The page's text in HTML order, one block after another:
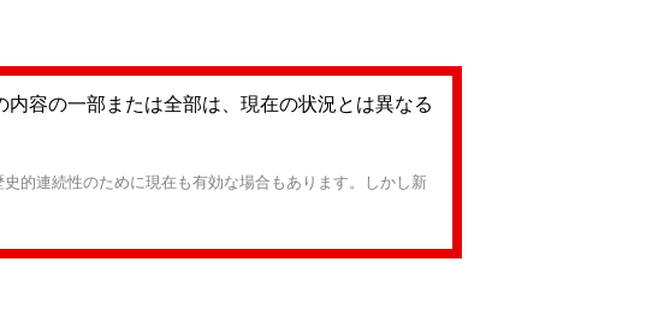
内容の一部または全部は、現在の状況とは異なる
史的連続性のために現在も有効な場合もあります。しかし新